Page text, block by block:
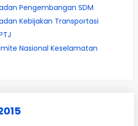
Pengembangan SDM
Kebijakan Transportasi
Nasional Keselamatan